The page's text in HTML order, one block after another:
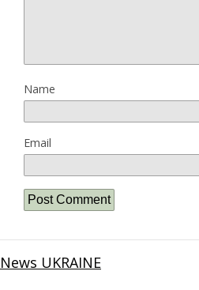
Name
Email
News UKRAINE